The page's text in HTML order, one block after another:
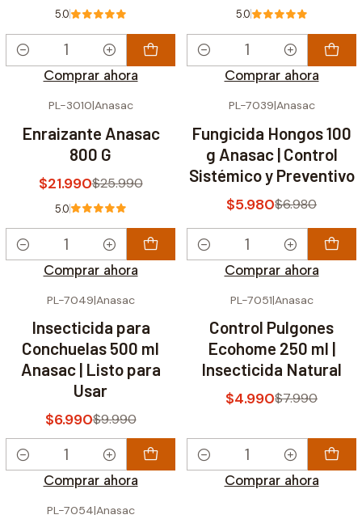
5.0
Cantidad
Comprar ahora
5.0
Cantidad
Comprar ahora
PL-3010|Anasac
Enraizante Anasac
800 G
$21.990$25.990
5.0
Cantidad
Comprar ahora
PL-7039|Anasac
Fungicida Hongos 100
g Anasac | Control
Sistémico y Preventivo
$5.980$6.980
Cantidad
Comprar ahora
PL-7049|Anasac
Insecticida para
Conchuelas 500 ml
Anasac | Listo para
Usar
$6.990$9.990
Cantidad
Comprar ahora
PL-7051|Anasac
Control Pulgones
Ecohome 250 ml |
Insecticida Natural
$4.990$7.990
Cantidad
Comprar ahora
PL-7054|Anasac